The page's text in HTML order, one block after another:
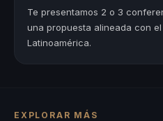
Te presentamos 2 o 3
una propuesta alineada con
Latinoamérica.
EXPLORAR MÁS